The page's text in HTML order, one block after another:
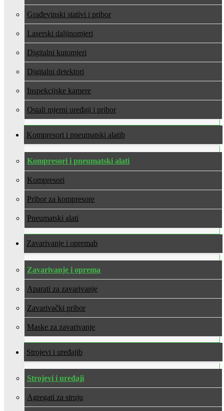
Građevinski stativi i pribor
Laserski daljinomjeri
Digitalni kutomjeri
Digitalni detektori
Inspekcijske kamere
Ostali mjerni uređaji i pribor
Kompresori i pneumatski alati
Kompresori i pneumatski alati
Kompresori
Pribor za kompresore
Pneumatski alati
Zavarivanje i oprema
Zavarivanje i oprema
Aparati za zavarivanje
Zavarivački pribor
Maske za zavarivanje
Strojevi i uređaji
Strojevi i uređaji
Agregati za struju